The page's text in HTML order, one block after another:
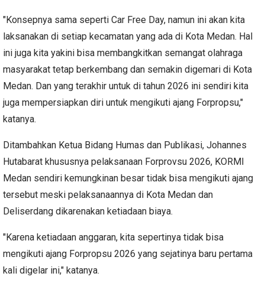
"Konsepnya sama seperti Car Free Day, namun ini akan kita
laksanakan di setiap kecamatan yang ada di Kota Medan. Hal
ini juga kita yakini bisa membangkitkan semangat olahraga
masyarakat tetap berkembang dan semakin digemari di Kota
Medan. Dan yang terakhir untuk di tahun 2026 ini sendiri kita
juga mempersiapkan diri untuk mengikuti ajang Forpropsu,"
katanya.
Ditambahkan Ketua Bidang Humas dan Publikasi, Johannes
Hutabarat khususnya pelaksanaan Forprovsu 2026, KORMI
Medan sendiri kemungkinan besar tidak bisa mengikuti ajang
tersebut meski pelaksanaannya di Kota Medan dan
Deliserdang dikarenakan ketiadaan biaya.
"Karena ketiadaan anggaran, kita sepertinya tidak bisa
mengikuti ajang Forpropsu 2026 yang sejatinya baru pertama
kali digelar ini," katanya.